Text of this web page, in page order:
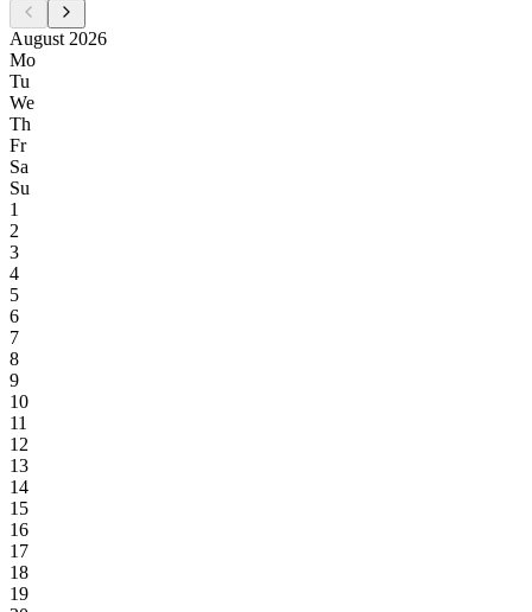
August 2026
Mo
Tu
We
Th
Fr
Sa
Su
1
2
3
4
5
6
7
8
9
10
11
12
13
14
15
16
17
18
19